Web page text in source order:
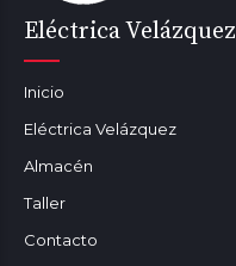
Eléctrica Velázquez
Inicio
Eléctrica Velázquez
Almacén
Taller
Contacto